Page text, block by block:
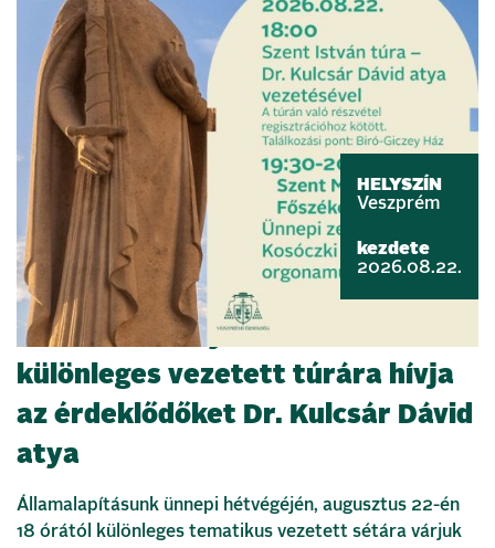
HELYSZÍN
Veszprém
kezdete
2026.08.22.
Szent István nyomában –
különleges vezetett túrára hívja
az érdeklődőket Dr. Kulcsár Dávid
atya
Államalapításunk ünnepi hétvégéjén, augusztus 22-én
18 órától különleges tematikus vezetett sétára várjuk